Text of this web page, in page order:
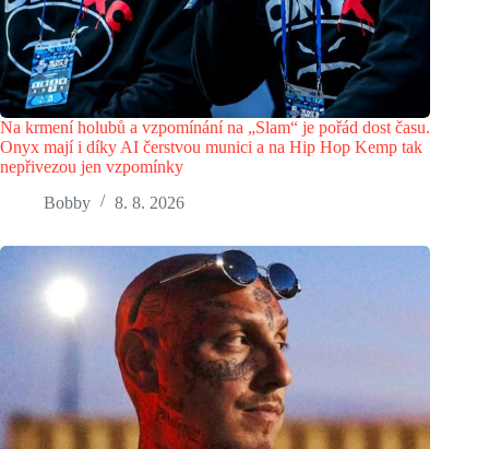
Na krmení holubů a vzpomínání na „Slam“ je pořád dost času.
Onyx mají i díky AI čerstvou munici a na Hip Hop Kemp tak
nepřivezou jen vzpomínky
Bobby
8. 8. 2026